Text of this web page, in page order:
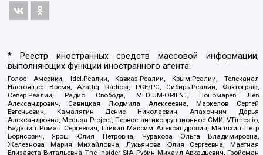
* Реестр иностранных средств массовой информации,
выполняющих функции иностранного агента:
Голос Америки, Idel.Реалии, Кавказ.Реалии, Крым.Реалии, Телеканал
Настоящее Время, Azatliq Radiosi, PCE/PC, Сибирь.Реалии, Фактограф,
Север.Реалии, Радио Свобода, MEDIUM-ORIENT, Пономарев Лев
Александрович, Савицкая Людмила Алексеевна, Маркелов Сергей
Евгеньевич, Камалягин Денис Николаевич, Апахончич Дарья
Александровна, Medusa Project, Первое антикоррупционное СМИ, VTimes.io,
Баданин Роман Сергеевич, Гликин Максим Александрович, Маняхин Петр
Борисович, Ярош Юлия Петровна, Чуракова Ольга Владимировна,
Железнова Мария Михайловна, Лукьянова Юлия Сергеевна, Маетная
Елизавета Витальевна, The Insider SIA, Рубин Михаил Аркадьевич, Гройсман